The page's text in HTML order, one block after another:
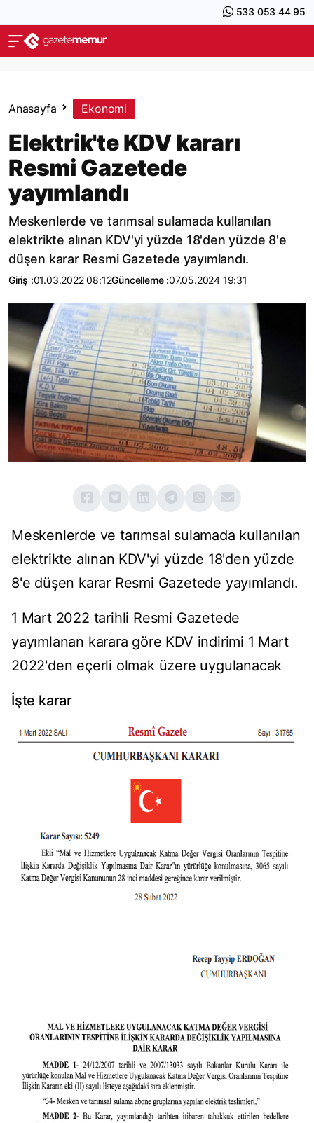
533 053 44 95
Anasayfa Ekonomi
Elektrik'te KDV kararı
Resmi Gazetede
yayımlandı
Meskenlerde ve tarımsal sulamada kullanılan
elektrikte alınan KDV'yi yüzde 18'den yüzde 8'e
düşen karar Resmi Gazetede yayımlandı.
Giriş :01.03.2022 08:12Güncelleme :07.05.2024 19:31
Meskenlerde ve tarımsal sulamada kullanılan
elektrikte alınan KDV'yi yüzde 18'den yüzde
8'e düşen karar Resmi Gazetede yayımlandı.
1 Mart 2022 tarihli Resmi Gazetede
yayımlanan karara göre KDV indirimi 1 Mart
2022'den eçerli olmak üzere uygulanacak
İşte karar